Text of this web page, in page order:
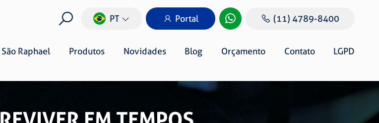
PT Portal (11) 4789-8400
São Raphael Produtos Novidades Blog Orçamento Contato LGPD